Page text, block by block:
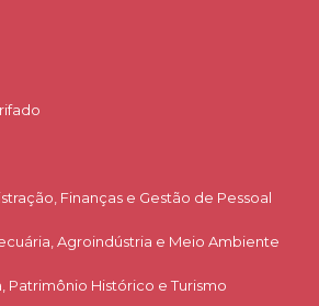
Finanças e Gestão de Pessoal
Agroindústria e Meio Ambiente
Patrimônio Histórico e Turismo